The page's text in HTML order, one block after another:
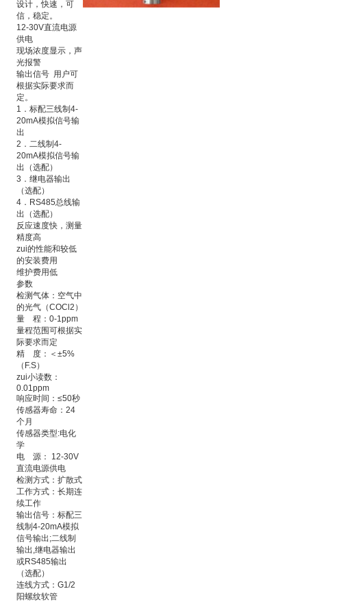
设计，快速，可
信，稳定。
12-30V直流电源
供电
现场浓度显示，声
光报警
输出信号 用户可
根据实际要求而
定。
1．标配三线制4-
20mA模拟信号输
出
2．二线制4-
20mA模拟信号输
出（选配）
3．继电器输出
（选配）
4．RS485总线输
出（选配）
反应速度快，测量
精度高
zui的性能和较低
的安装费用
维护费用低
参数
检测气体：空气中
的光气（COCl2）
量 程：0-1ppm
量程范围可根据实
际要求而定
精 度：＜±5%
（F.S）
zui小读数：
0.01ppm
响应时间：≤50秒
传感器寿命：24
个月
传感器类型:电化
学
电 源： 12-30V
直流电源供电
检测方式：扩散式
工作方式：长期连
续工作
输出信号：标配三
线制4-20mA模拟
信号输出;二线制
输出,继电器输出
或RS485输出
（选配）
连线方式：G1/2
阳螺纹软管